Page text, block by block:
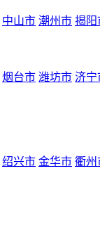
中山市 潮州市 揭阳
烟台市 潍坊市 济宁
绍兴市 金华市 衢州